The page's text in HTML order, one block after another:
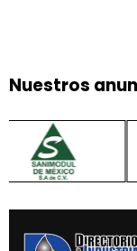
Nuestros